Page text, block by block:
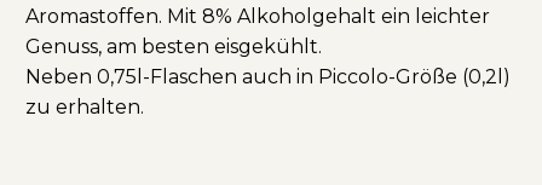
Aromastoffen. Mit 8% Alkoholgehalt ein leichter
Genuss, am besten eisgekühlt.
Neben 0,75l-Flaschen auch in Piccolo-Größe (0,2l)
zu erhalten.